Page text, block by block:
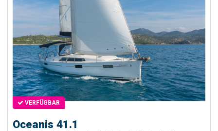
VERFÜGBAR
Oceanis 41.1